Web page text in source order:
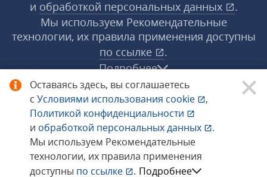
Оставаясь здесь, вы соглашаетесь
с Условиями использования cookie
,
Политикой конфиденциальности
и обработкой персональных данных
.
Мы используем Рекомендательные
технологии, их правила применения
доступны по ссылке . Подробнее
и обработкой персональных данных
.
Мы используем Рекомендательные
технологии, их правила применения доступны
по ссылке
.
Подробнее
© 1998−2026 «1С‑Рарус» ®. Все права
защищены.
Сообщить об ошибке